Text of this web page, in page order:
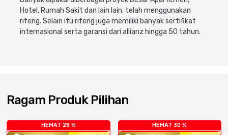
Saniter
Hotel, Rumah Sakit dan lain lain, telah menggunakan
rifeng. Selain itu rifeng juga memiliki banyak sertifikat
internasional serta garansi dari allianz hingga 50 tahun.
Ragam Produk Pilihan
HEMAT 28 % HEMAT 30 %